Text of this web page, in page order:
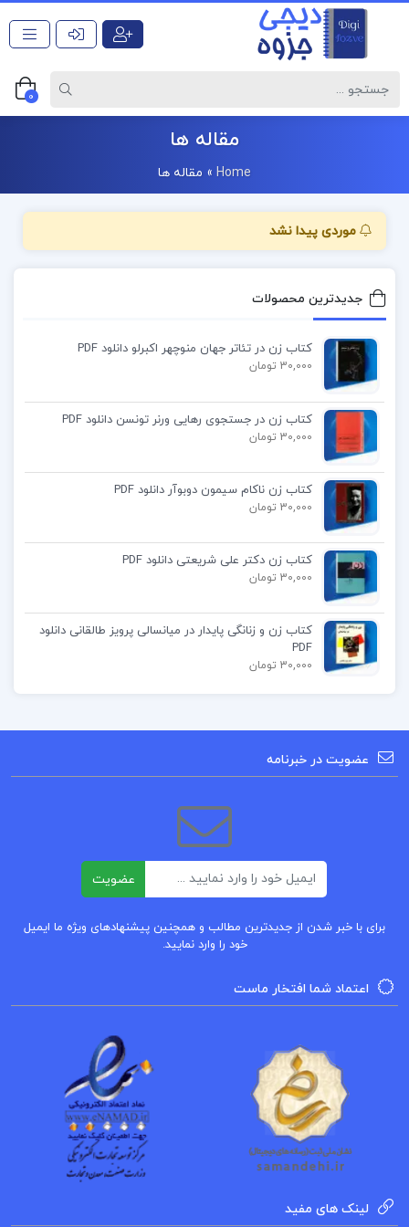
0
مقاله ها
Home
» مقاله ها
موردی پیدا نشد
جدیدترین محصولات
کتاب زن در تئاتر جهان منوچهر اکبرلو دانلود PDF
30,000 تومان
کتاب زن در جستجوی رهایی ورنر تونسن دانلود PDF
30,000 تومان
کتاب زن ناکام سیمون دوبوآر دانلود PDF
30,000 تومان
کتاب زن دکتر علی شریعتی دانلود PDF
30,000 تومان
کتاب زن و زنانگی پایدار در میانسالی پرویز طالقانی دانلود
PDF
30,000 تومان
عضویت در خبرنامه
عضویت
برای با خبر شدن از جدیدترین مطالب و همچنین پیشنهادهای ویژه ما ایمیل
خود را وارد نمایید.
اعتماد شما افتخار ماست
لینک های مفید